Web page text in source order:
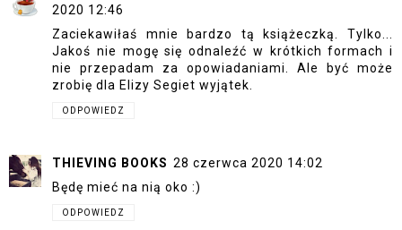
2020 12:46
Zaciekawiłaś mnie bardzo tą książeczką. Tylko...
Jakoś nie mogę się odnaleźć w krótkich formach i
nie przepadam za opowiadaniami. Ale być może
zrobię dla Elizy Segiet wyjątek.
ODPOWIEDZ
THIEVING BOOKS 28 czerwca 2020 14:02
Będę mieć na nią oko :)
ODPOWIEDZ